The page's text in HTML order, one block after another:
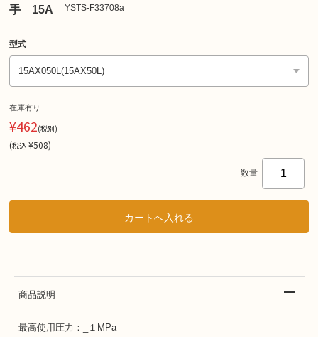
手 15A
YSTS-F33708a
型式
在庫有り
¥462(税別)
(税込 ¥508)
数量
商品説明
最高使用圧力：_１MPa